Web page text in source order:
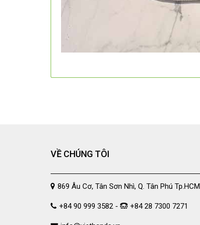
VỀ CHÚNG TÔI
869 Âu Cơ, Tân Sơn Nhì, Q. Tân Phú Tp.HCM
+84 90 999 3582 - +84 28 7300 7271